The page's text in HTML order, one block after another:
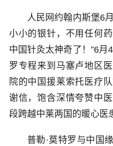
人民网约翰内斯堡6
小小的银针，不用任何
中国针灸太神奇了！”6月
罗专程来到马塞卢地区
院的中国援莱索托医疗
谢信，饱含深情夸赞中
段跨越中莱两国的暖心医
普勒·莫特罗与中国